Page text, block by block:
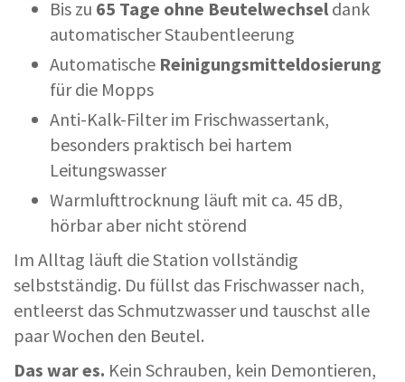
Bis zu 65 Tage ohne Beutelwechsel dank
automatischer Staubentleerung
Automatische Reinigungsmitteldosierung
für die Mopps
Anti-Kalk-Filter im Frischwassertank,
besonders praktisch bei hartem
Leitungswasser
Warmlufttrocknung läuft mit ca. 45 dB,
hörbar aber nicht störend
Im Alltag läuft die Station vollständig
selbstständig. Du füllst das Frischwasser nach,
entleerst das Schmutzwasser und tauschst alle
paar Wochen den Beutel.
Das war es. Kein Schrauben, kein Demontieren,